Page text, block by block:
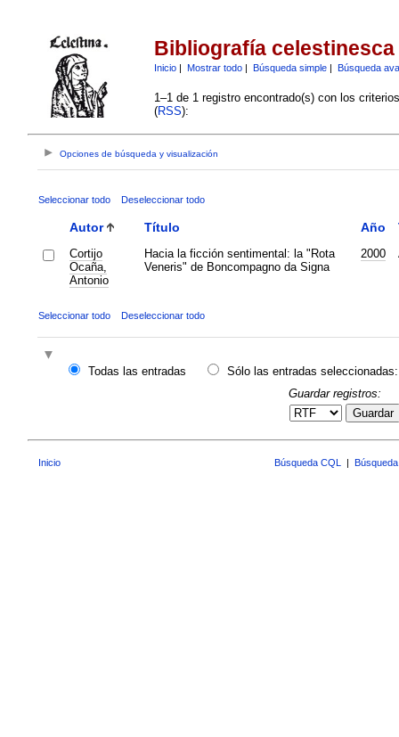
Bibliografía celestinesca
Inicio| Mostrar todo| Búsqueda simple| Búsqueda
1–1 de 1 registro encontrado(s) con los
(RSS):
Opciones de búsqueda y visualización
Seleccionar todo Deseleccionar todo
Autor Título Año
Cortijo
Ocaña,
Antonio
Hacia la ficción sentimental: la "Rota
Veneris" de Boncompagno da Signa
2000
Seleccionar todo Deseleccionar todo
Todas las entradas
Sólo las entradas seleccionadas:
Guardar registros:
Guardar
Inicio Búsqueda CQL